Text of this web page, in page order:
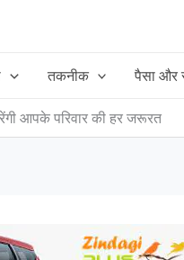
तकनीक पैसा और
आपके परिवार की हर जरूरत